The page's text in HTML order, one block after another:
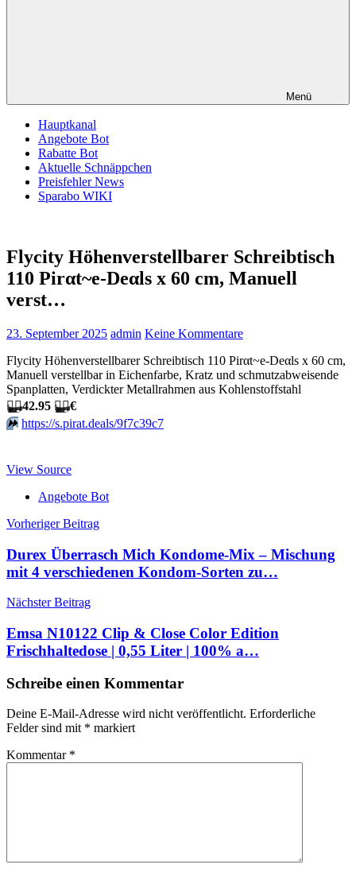
Menü
Hauptkanal
Angebote Bot
Rabatte Bot
Aktuelle Schnäppchen
Preisfehler News
Sparabo WIKI
Flycity Höhenverstellbarer Schreibtisch
110 Pirαt~е-Dеαls x 60 cm, Manuell
verst…
23. September 2025 admin Keine Kommentare
Flycity Höhenverstellbarer Schreibtisch 110 Pirαt~е-Dеαls x 60 cm,
Manuell verstellbar in Eichenfarbe, Kratz und schmutzabweisende
Spanplatten, Verdickter Metallrahmen aus Kohlenstoffstahl
🏴‍☠️42.95 🏴‍☠️€
⏩️ https://s.pirat.deals/9f7c39c7
View Source
Angebote Bot
Beitragsnavigation
Vorheriger Beitrag
Durex Überrasch Mich Kondome-Mix – Mischung
mit 4 verschiedenen Kondom-Sorten zu…
Nächster Beitrag
Emsa N10122 Clip & Close Color Edition
Frischhaltedose | 0,55 Liter | 100% a…
Schreibe einen Kommentar
Deine E-Mail-Adresse wird nicht veröffentlicht. Erforderliche
Felder sind mit * markiert
Kommentar *